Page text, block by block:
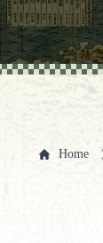
Home